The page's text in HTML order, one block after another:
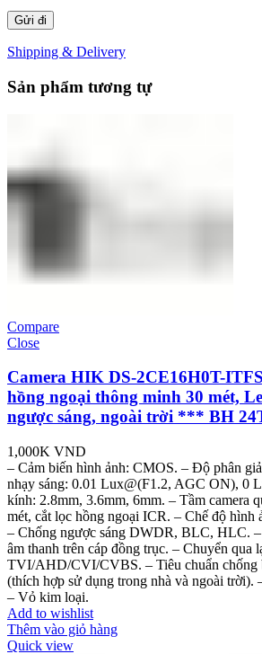
Shipping & Delivery
Sản phẩm tương tự
Compare
Close
Camera HIK DS-2CE16H0T-
hồng ngoại thông minh 30 mét,
ngược sáng, ngoài trời *** BH
1,000K VND
– Cảm biến hình ảnh: CMOS. – Độ phân
nhạy sáng: 0.01 Lux@(F1.2, AGC ON), 0
kính: 2.8mm, 3.6mm, 6mm. – Tầm camera
mét, cắt lọc hồng ngoại ICR. – Chế độ
– Chống ngược sáng DWDR, BLC, HLC.
âm thanh trên cáp đồng trục. – Chuyển qua
TVI/AHD/CVI/CVBS. – Tiêu chuẩn chống
(thích hợp sử dụng trong nhà và ngoài
– Vỏ kim loại.
Add to wishlist
Thêm vào giỏ hàng
Quick view